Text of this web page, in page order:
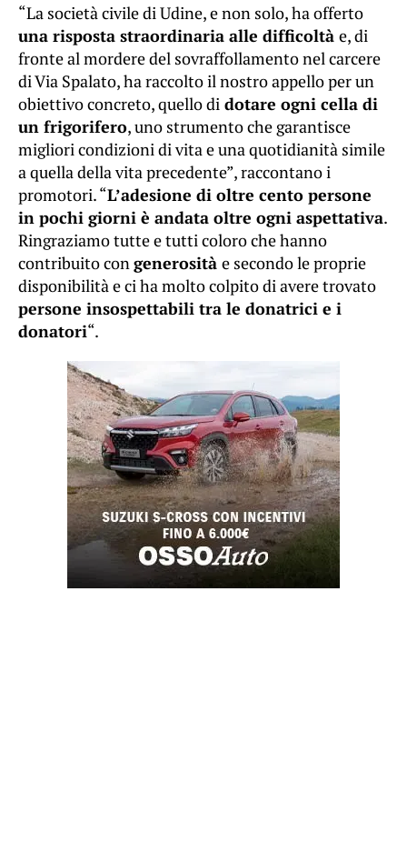
“La società civile di Udine, e non solo, ha offerto
una risposta straordinaria alle difficoltà e, di
fronte al mordere del sovraffollamento nel carcere
di Via Spalato, ha raccolto il nostro appello per un
obiettivo concreto, quello di dotare ogni cella di
un frigorifero, uno strumento che garantisce
migliori condizioni di vita e una quotidianità simile
a quella della vita precedente”, raccontano i
promotori. “L’adesione di oltre cento persone
in pochi giorni è andata oltre ogni aspettativa.
Ringraziamo tutte e tutti coloro che hanno
contribuito con generosità e secondo le proprie
disponibilità e ci ha molto colpito di avere trovato
persone insospettabili tra le donatrici e i
donatori“.